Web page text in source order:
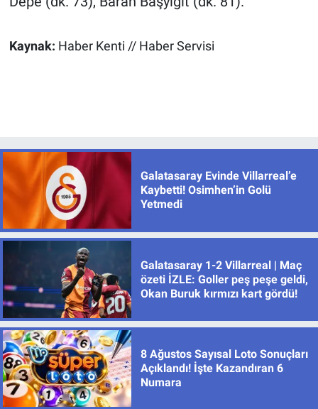
Kaynak: Haber Kenti // Haber Servisi
Galatasaray Evinde Villarreal’e
Kaybetti! Osimhen’in Golü
Yetmedi
Galatasaray 1-2 Villarreal | Maç
özeti İZLE: Goller peş peşe geldi,
Okan Buruk kırmızı kart gördü!
8 Ağustos Sayısal Loto Sonuçları
Açıklandı! İşte Kazandıran 6
Numara